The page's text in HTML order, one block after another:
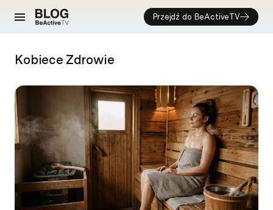
Przejdź do BeActiveTV
Kobiece Zdrowie